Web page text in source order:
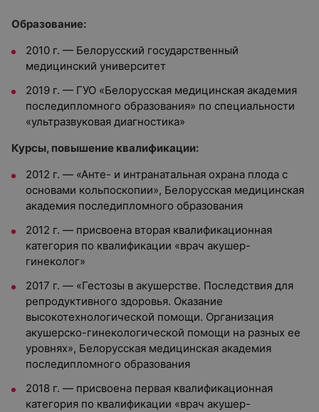
Образование:
2010 г. — Белорусский государственный
медицинский университет
2019 г. — ГУО «Белорусская медицинская академия
последипломного образования» по специальности
«ультразвуковая диагностика»
Курсы, повышение квалификации:
2012 г. — «Анте- и интранатальная охрана плода с
основами кольпоскопии», Белорусская медицинская
академия последипломного образования
2012 г. — присвоена вторая квалификационная
категория по квалификации «врач акушер-
гинеколог»
2017 г. — «Гестозы в акушерстве. Последствия для
репродуктивного здоровья. Оказание
высокотехнологической помощи. Организация
акушерско-гинекологической помощи на разных ее
уровнях», Белорусская медицинская академия
последипломного образования
2018 г. — присвоена первая квалификационная
категория по квалификации «врач акушер-